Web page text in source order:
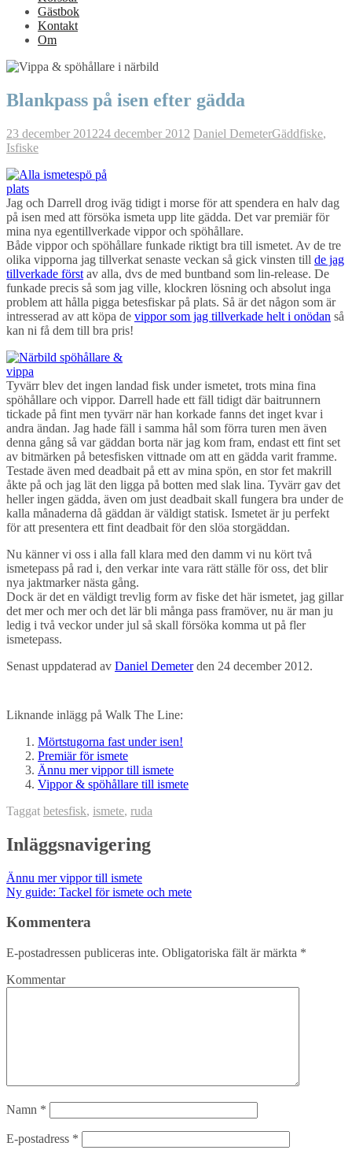
Gästbok
Kontakt
Om
Blankpass på isen efter gädda
23 december 201224 december 2012 Daniel DemeterGäddfiske,
Isfiske
Jag och Darrell drog iväg tidigt i morse för att spendera en halv dag
på isen med att försöka ismeta upp lite gädda. Det var premiär för
mina nya egentillverkade vippor och spöhållare.
Både vippor och spöhållare funkade riktigt bra till ismetet. Av de tre
olika vipporna jag tillverkat senaste veckan så gick vinsten till de jag
tillverkade först av alla, dvs de med buntband som lin-release. De
funkade precis så som jag ville, klockren lösning och absolut inga
problem att hålla pigga betesfiskar på plats. Så är det någon som är
intresserad av att köpa de vippor som jag tillverkade helt i onödan så
kan ni få dem till bra pris!
Tyvärr blev det ingen landad fisk under ismetet, trots mina fina
spöhållare och vippor. Darrell hade ett fäll tidigt där baitrunnern
tickade på fint men tyvärr när han korkade fanns det inget kvar i
andra ändan. Jag hade fäll i samma hål som förra turen men även
denna gång så var gäddan borta när jag kom fram, endast ett fint set
av bitmärken på betesfisken vittnade om att en gädda varit framme.
Testade även med deadbait på ett av mina spön, en stor fet makrill
åkte på och jag lät den ligga på botten med slak lina. Tyvärr gav det
heller ingen gädda, även om just deadbait skall fungera bra under de
kalla månaderna då gäddan är väldigt statisk. Ismetet är ju perfekt
för att presentera ett fint deadbait för den slöa storgäddan.
Nu känner vi oss i alla fall klara med den damm vi nu kört två
ismetepass på rad i, den verkar inte vara rätt ställe för oss, det blir
nya jaktmarker nästa gång.
Dock är det en väldigt trevlig form av fiske det här ismetet, jag gillar
det mer och mer och det lär bli många pass framöver, nu är man ju
ledig i två veckor under jul så skall försöka komma ut på fler
ismetepass.
Senast uppdaterad av Daniel Demeterden 24 december 2012.
Liknande inlägg på Walk The Line:
Mörtstugorna fast under isen!
Premiär för ismete
Ännu mer vippor till ismete
Vippor & spöhållare till ismete
Taggat betesfisk, ismete, ruda
Inläggsnavigering
Ännu mer vippor till ismete
Ny guide: Tackel för ismete och mete
Kommentera
E-postadressen publiceras inte. Obligatoriska fält är märkta *
Kommentar
Namn *
E-postadress *